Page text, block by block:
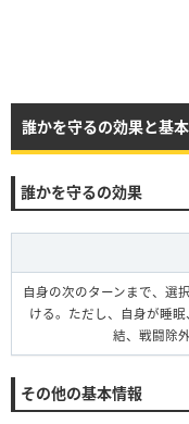
誰かを守るの効果と基
誰かを守るの効果
自身の次のターンまで、選
ける。ただし、自身が睡
結、戦闘除
その他の基本情報